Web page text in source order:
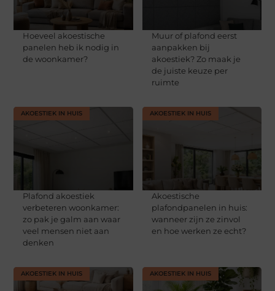
Hoeveel akoestische
panelen heb ik nodig in
de woonkamer?
Muur of plafond eerst
aanpakken bij
akoestiek? Zo maak je
de juiste keuze per
ruimte
AKOESTIEK IN HUIS
Plafond akoestiek
verbeteren woonkamer:
zo pak je galm aan waar
veel mensen niet aan
denken
AKOESTIEK IN HUIS
Akoestische
plafondpanelen in huis:
wanneer zijn ze zinvol
en hoe werken ze echt?
AKOESTIEK IN HUIS AKOESTIEK IN HUIS